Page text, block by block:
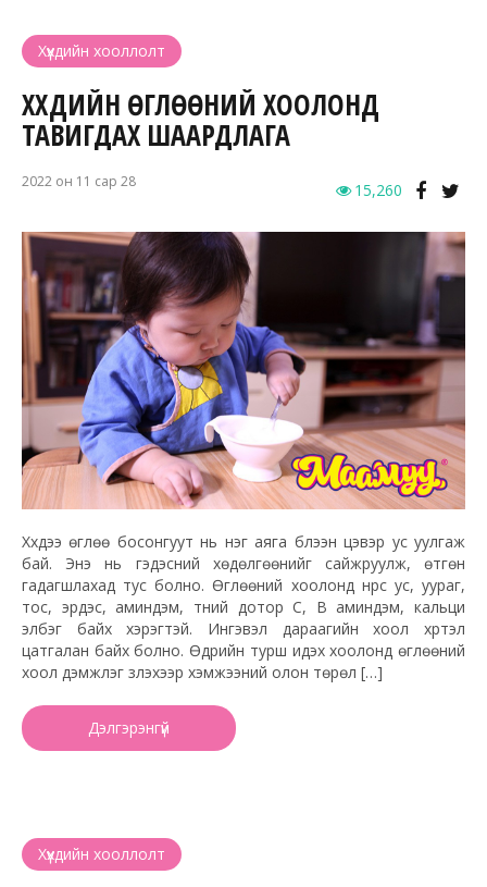
Хүүхдийн хооллолт
ХҮҮХДИЙН ӨГЛӨӨНИЙ ХООЛОНД
ТАВИГДАХ ШААРДЛАГА
2022 он 11 сар 28 15,260
Хүүхдээ өглөө босонгуут нь нэг аяга бүлээн цэвэр ус уулгаж
бай. Энэ нь гэдэсний хөдөлгөөнийг сайжруулж, өтгөн
гадагшлахад тус болно. Өглөөний хоолонд нүүрс ус, уураг,
тос, эрдэс, аминдэм, түүний дотор С, В аминдэм, кальци
элбэг байх хэрэгтэй. Ингэвэл дараагийн хоол хүртэл
цатгалан байх болно. Өдрийн турш идэх хоолонд өглөөний
хоол дэмжлэг үзүүлэхээр хэмжээний олон төрөл […]
Дэлгэрэнгүй
Хүүхдийн хооллолт